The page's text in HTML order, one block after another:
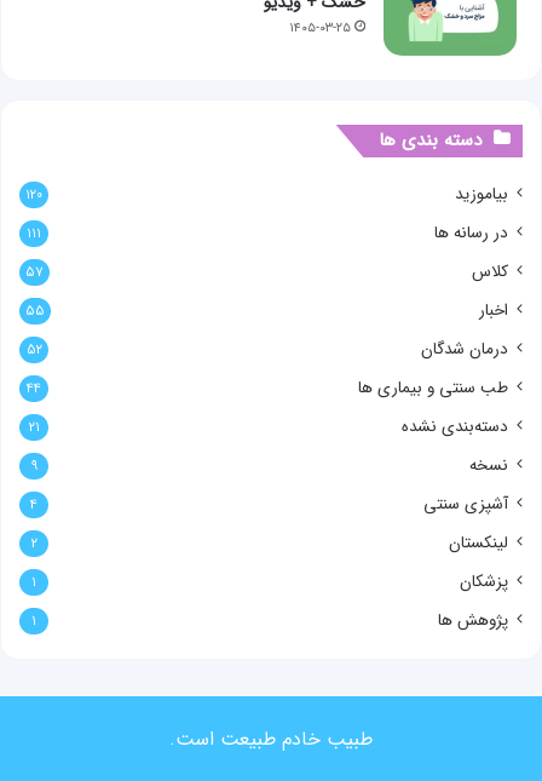
۱۴۰۵-۰۳-۲۵
دسته بندی ها
بیاموزید ۱۲۰
در رسانه ها ۱۱۱
کلاس ۵۷
اخبار ۵۵
درمان شدگان ۵۲
طب سنتی و بیماری ها ۴۴
دسته‌بندی نشده ۲۱
نسخه ۹
آشپزی سنتی ۴
لینکستان ۲
پزشکان ۱
پژوهش ها ۱
طبیب خادم طبیعت است.